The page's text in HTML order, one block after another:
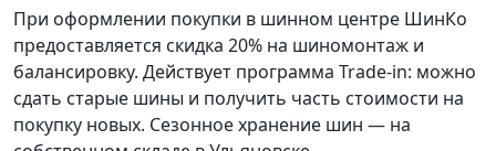
При оформлении покупки в шинном центре ШинКо
предоставляется скидка 20% на шиномонтаж и
балансировку. Действует программа Trade-in: можно
сдать старые шины и получить часть стоимости на
покупку новых. Сезонное хранение шин — на